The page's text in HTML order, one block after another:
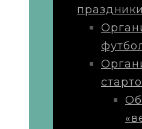
праздники